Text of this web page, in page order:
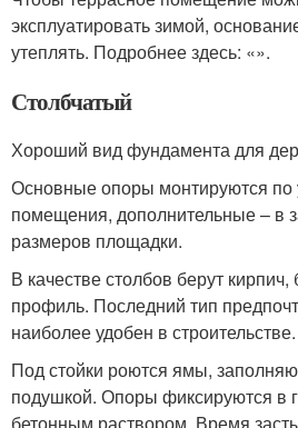
эксплуатировать зимой,
утеплять. Подробнее здесь: «».
Столбчатый
Хороший вид фундамента для
Основные опоры монтируются по
помещения, дополнительные – в
размеров площадки.
В качестве столбов берут
профиль. Последний тип
наиболее удобен в строительстве.
Под стойки роются ямы,
подушкой. Опоры фиксируются в